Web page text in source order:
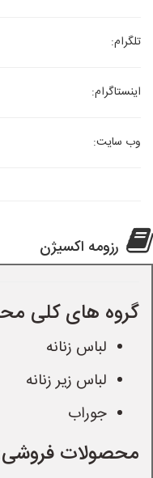
تلگرام:
اینستاگرام:
وب سایت:
رزومه اکسیژن
گروه های کلی
لباس زنانه
لباس زیر زنانه
جوراب
محصولات